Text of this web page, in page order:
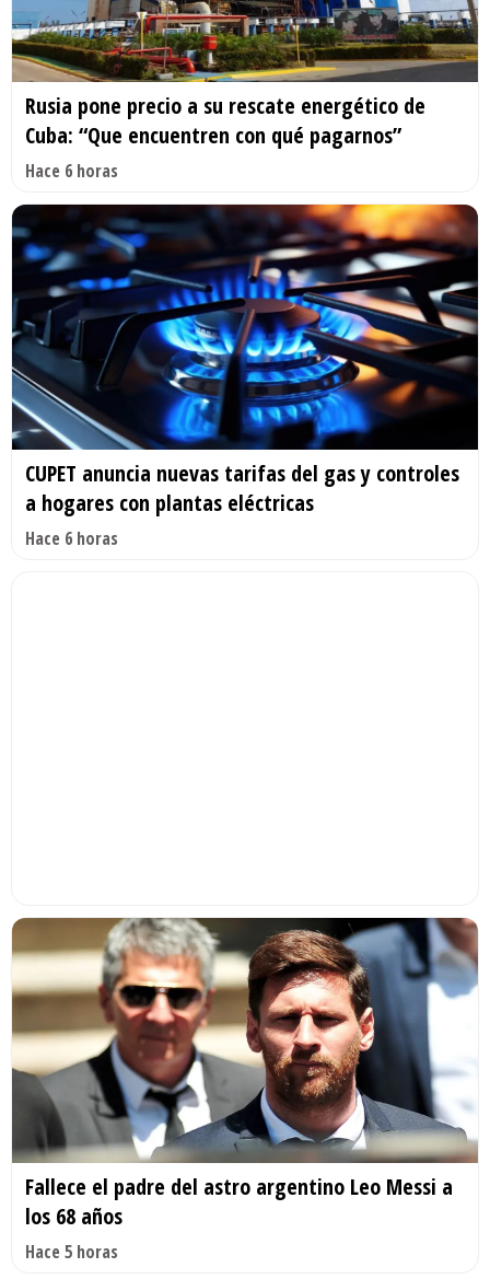
Rusia pone precio a su rescate energético de
Cuba: “Que encuentren con qué pagarnos”
Hace 6 horas
CUPET anuncia nuevas tarifas del gas y controles
a hogares con plantas eléctricas
Hace 6 horas
Fallece el padre del astro argentino Leo Messi a
los 68 años
Hace 5 horas